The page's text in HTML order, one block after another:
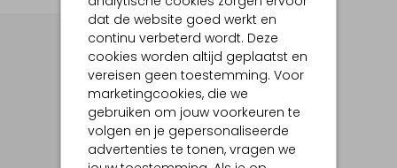
dat de website goed werkt en
continu verbeterd wordt. Deze
cookies worden altijd geplaatst en
vereisen geen toestemming. Voor
marketingcookies, die we
gebruiken om jouw voorkeuren te
volgen en je gepersonaliseerde
advertenties te tonen, vragen we